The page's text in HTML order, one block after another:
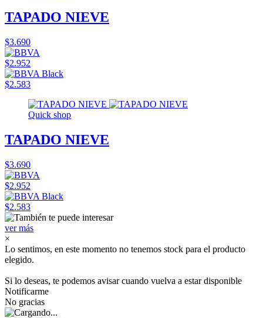
TAPADO NIEVE
$3.690
$2.952
$2.583
Quick shop
TAPADO NIEVE
$3.690
$2.952
$2.583
ver más
×
Lo sentimos, en este momento no tenemos stock para el producto
elegido.
Si lo deseas, te podemos avisar cuando vuelva a estar disponible
Notificarme
No gracias